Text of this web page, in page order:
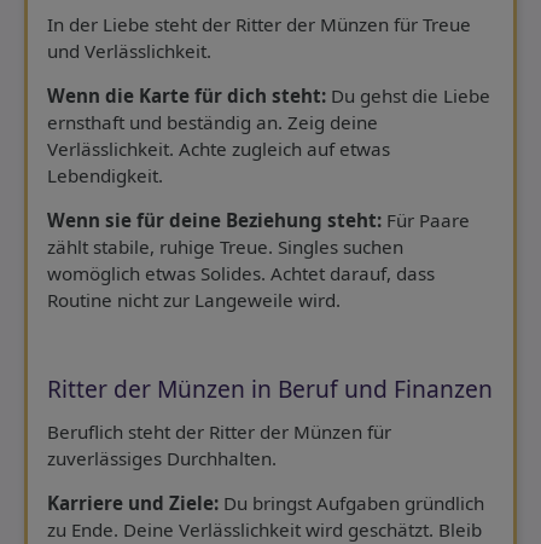
In der Liebe steht der Ritter der Münzen für Treue
und Verlässlichkeit.
Wenn die Karte für dich steht: Du gehst die Liebe
ernsthaft und beständig an. Zeig deine
Verlässlichkeit. Achte zugleich auf etwas
Lebendigkeit.
Wenn sie für deine Beziehung steht: Für Paare
zählt stabile, ruhige Treue. Singles suchen
womöglich etwas Solides. Achtet darauf, dass
Routine nicht zur Langeweile wird.
Ritter der Münzen in Beruf und Finanzen
Beruflich steht der Ritter der Münzen für
zuverlässiges Durchhalten.
Karriere und Ziele: Du bringst Aufgaben gründlich
zu Ende. Deine Verlässlichkeit wird geschätzt. Bleib